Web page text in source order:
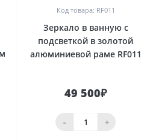
Код товара: RF011
Зеркало в ванную с
подсветкой в золотой
алюминиевой раме RF011
49 500₽
- +